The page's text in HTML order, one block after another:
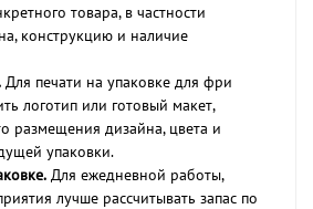
товара, в частности
конструкцию и наличие
Для печати на упаковке для фри
логотип или готовый макет,
размещения дизайна, цвета и
упаковки.
Для ежедневной работы,
лучше рассчитывать запас по